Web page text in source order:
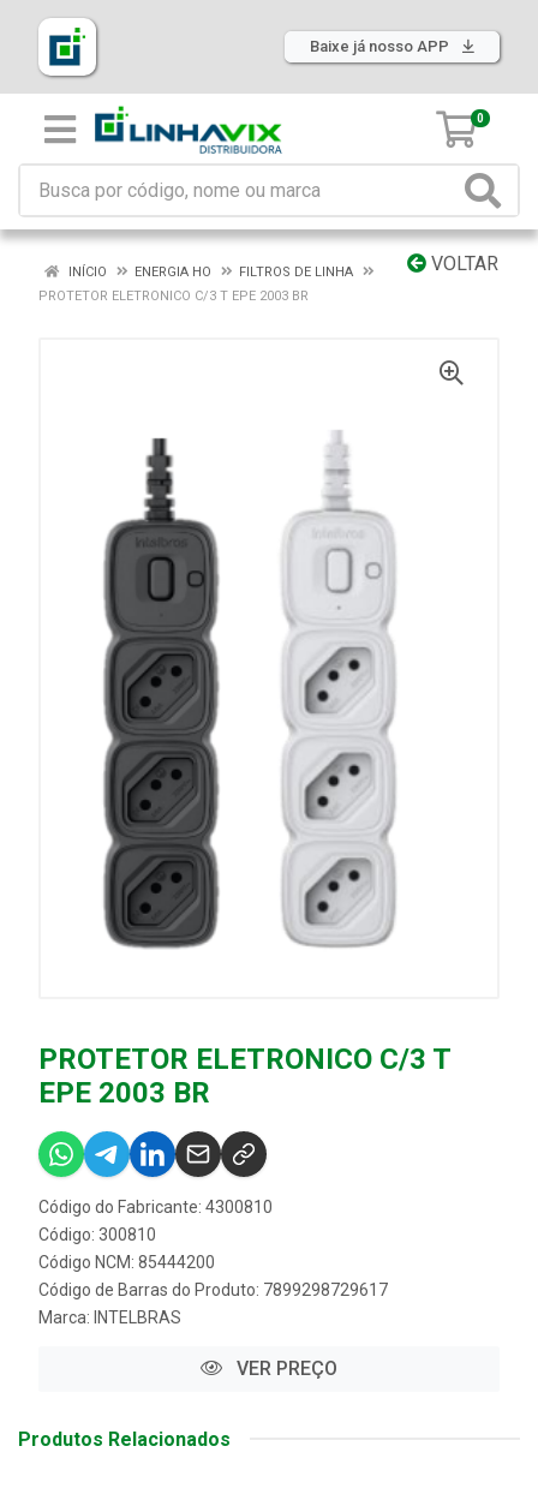
Baixe já nosso APP
0
VOLTAR
INÍCIO ENERGIA HO
FILTROS DE LINHA
PROTETOR ELETRONICO C/3 T EPE 2003 BR
PROTETOR ELETRONICO C/3 T
EPE 2003 BR
Código do Fabricante: 4300810
Código: 300810
Código NCM: 85444200
Código de Barras do Produto: 7899298729617
Marca: INTELBRAS
VER PREÇO
Produtos Relacionados